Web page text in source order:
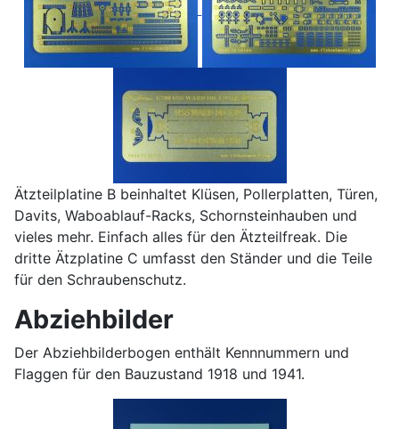
Ätzteilplatine B beinhaltet Klüsen, Pollerplatten, Türen,
Davits, Waboablauf-Racks, Schornsteinhauben und
vieles mehr. Einfach alles für den Ätzteilfreak. Die
dritte Ätzplatine C umfasst den Ständer und die Teile
für den Schraubenschutz.
Abziehbilder
Der Abziehbilderbogen enthält Kennnummern und
Flaggen für den Bauzustand 1918 und 1941.